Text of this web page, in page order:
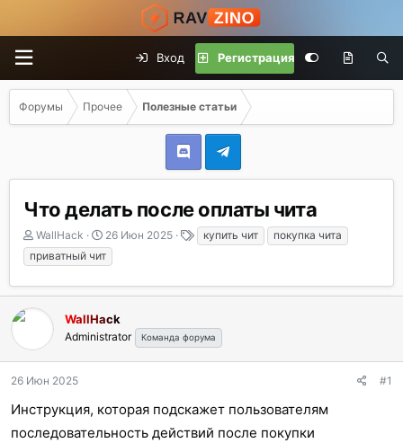
Вход Регистрация
Форумы Прочее Полезные статьи
Что делать после оплаты чита
А
в
т
р
т
м
ы
WallHack
Д
а
т
н
а
ч
л
26 Июн 2025
е
купить чит
покупка чита
приватный чит
WallHack
Administrator Команда форума
26 Июн 2025 #1
Инструкция, которая подскажет пользователям
последовательность действий после покупки